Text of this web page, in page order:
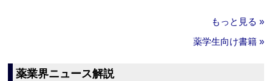
もっと見る »
薬学生向け書籍 »
薬業界ニュース解説